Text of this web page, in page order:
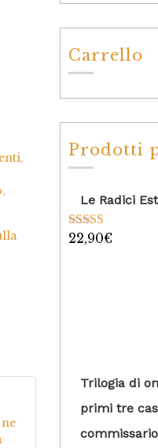
Carrello
Prodotti
Le Radici
Valutato
22,90€
Trilogia di
primi tre